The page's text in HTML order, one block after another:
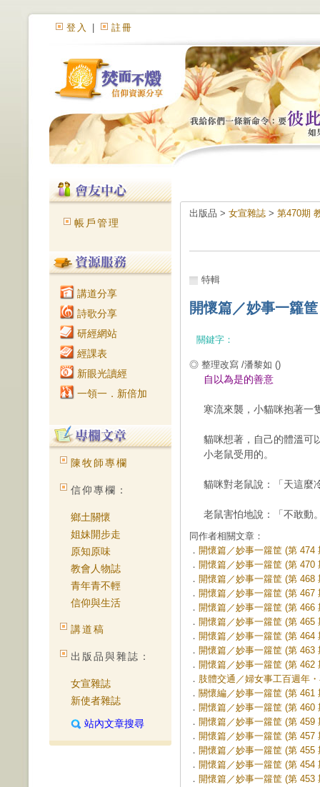
登入 註冊
帳戶管理
講道分享
詩歌分享
研經網站
經課表
新眼光讀經
一領一．新倍加
陳牧師專欄
信仰專欄：
鄉土關懷
姐妹開步走
原知原味
教會人物誌
青年青不輕
信仰與生活
講道稿
出版品與雜誌：
女宣雜誌
新使者雜誌
站內文章搜尋
出版品 > 女宣雜誌 > 第470期
特輯
開懷篇／妙事一籮筐
關鍵字：
◎ 整理改寫 /潘黎如 ()
自以為是的善意
寒流來襲，小貓咪抱著一
貓咪想著，自己的體溫可
小老鼠受用的。
貓咪對老鼠說：「天這麼
老鼠害怕地說：「不敢動
同作者相關文章：
． 開懷篇／妙事一籮筐 (第 474
． 開懷篇／妙事一籮筐 (第 470
． 開懷篇／妙事一籮筐 (第 468
． 開懷篇／妙事一籮筐 (第 467
． 開懷篇／妙事一籮筐 (第 466
． 開懷篇／妙事一籮筐 (第 465
． 開懷篇／妙事一籮筐 (第 464
． 開懷篇／妙事一籮筐 (第 463
． 開懷篇／妙事一籮筐 (第 462
． 肢體交通／婦女事工百週年
． 關懷編／妙事一籮筐 (第 461
． 開懷篇／妙事一籮筐 (第 460
． 開懷篇／妙事一籮筐 (第 459
． 開懷篇／妙事一籮筐 (第 457
． 開懷篇／妙事一籮筐 (第 455
． 開懷篇／妙事一籮筐 (第 454
． 開懷篇／妙事一籮筐 (第 453